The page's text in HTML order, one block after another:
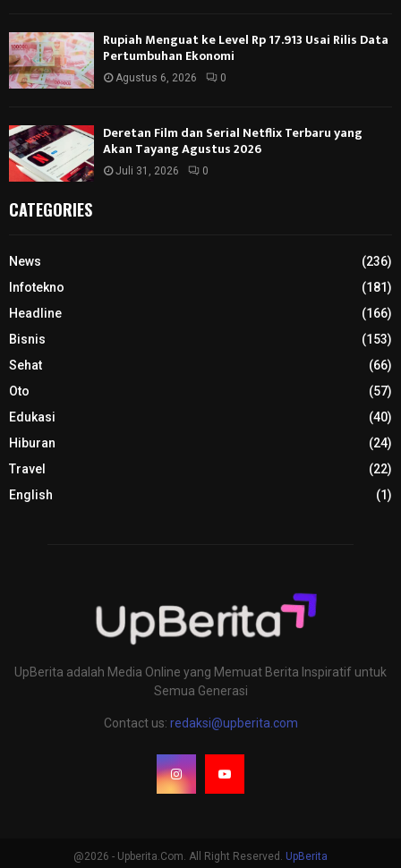
Rupiah Menguat ke Level Rp 17.913 Usai Rilis Data
Pertumbuhan Ekonomi
Agustus 6, 2026 0
Deretan Film dan Serial Netflix Terbaru yang
Akan Tayang Agustus 2026
Juli 31, 2026 0
CATEGORIES
News
(236)
Infotekno
(181)
Headline
(166)
Bisnis
(153)
Sehat
(66)
Oto
(57)
Edukasi
(40)
Hiburan
(24)
Travel
(22)
English
(1)
UpBerita adalah Media Online yang Memuat Berita Inspiratif untuk
Semua Generasi
Contact us: redaksi@upberita.com
@2026 - Upberita.Com. All Right Reserved. UpBerita